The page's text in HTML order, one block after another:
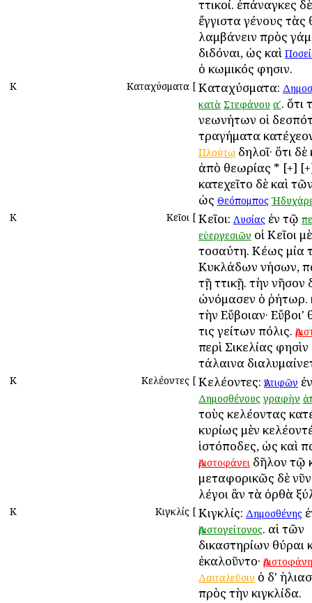
Ἀττικοί. ἐπάναγκες
ἔγγιστα γένους
λαμβάνειν πρὸς
διδόναι, ὡς καὶ
ὁ κωμικός φησιν.
Κ Καταχύσματα [ Καταχύσματα:
κατὰ Στεφάνου αʹ. ὅτι
νεωνήτων οἱ
τραγήματα
Πλούτῳ δηλοῖ· ὅτι
ἀπὸ θεωρίας * [+]
κατεχεῖτο δὲ καὶ
ὡς Θεόπομπος
Κ
Κεῖοι [ Κεῖοι: Λυσίας ἐν τῷ
εὐεργεσιῶν οἱ Κεῖοι
τοσαύτη. Κέως μία
Κυκλάδων νήσων,
τῇ Ἀττικῇ. τὴν νῆσον
ὠνόμασεν ὁ ῥήτωρ.
τὴν Εὔβοιαν· Εὔβοι'
τις γείτων πόλις.
περὶ Σικελίας
τάλαινα
Κ Κελέοντες [ Κελέοντες:Ἀντιφῶν
Δημοσθένους γραφὴν
τοὺς κελέοντας
κυρίως μὲν
ἱστόποδες, ὡς καὶ
Ἀριστοφάνει δῆλον τῷ
μεταφορικῶς δὲ
λέγοι ἂν τὰ ὀρθὰ
Κ Κιγκλίς [ Κιγκλίς: Δημοσθένης
Ἀριστογείτονος. αἱ τῶν
δικαστηρίων θύραι
ἐκαλοῦντο·
Δαιταλεῦσιν ὁ δ'
πρὸς τὴν κιγκλίδα.